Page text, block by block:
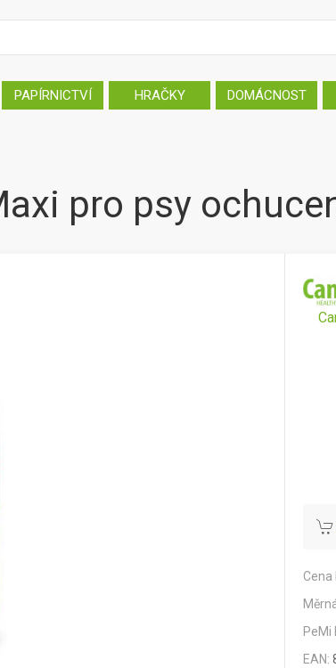
PAPÍRNICTVÍ HRAČKY DOMÁCNOST
pro psy
Cena
PeMi
EAN: